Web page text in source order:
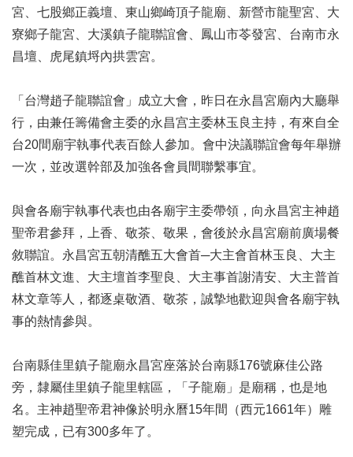
宮、七股鄉正義壇、東山鄉崎頂子龍廟、新營市龍聖宮、大
寮鄉子龍宮、大溪鎮子龍聯誼會、鳳山市苓發宮、台南市永
昌壇、虎尾鎮埒內拱雲宮。
「台灣趙子龍聯誼會」成立大會，昨日在永昌宮廟內大廳舉
行，由兼任籌備會主委的永昌宫主委林玉良主持，有來自全
台20間廟宇執事代表百餘人參加。會中決議聯誼會每年舉辦
一次，並改選幹部及加強各會員間聯繫事宜。
與會各廟宇執事代表也由各廟宇主委帶領，向永昌宮主神趙
聖帝君參拜，上香、敬茶、敬果，會後於永昌宮廟前廣場餐
敘聯誼。永昌宮五朝清醮五大會首─大主會首林玉良、大主
醮首林文進、大主壇首李聖良、大主事首謝清安、大主普首
林文章等人，都逐桌敬酒、敬茶，誠摯地歡迎與會各廟宇執
事的熱情參與。
台南縣佳里鎮子龍廟永昌宮座落於台南縣176號麻佳公路
旁，隸屬佳里鎮子龍里轄區，「子龍廟」是廟稱，也是地
名。主神趙聖帝君神像於明永曆15年間（西元1661年）雕
塑完成，已有300多年了。